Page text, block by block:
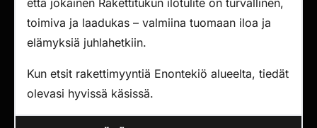
että jokainen Rakettitukun ilotulite on turvallinen,
toimiva ja laadukas – valmiina tuomaan iloa ja
elämyksiä juhlahetkiin.
Kun etsit rakettimyyntiä Enontekiö alueelta, tiedät
olevasi hyvissä käsissä.